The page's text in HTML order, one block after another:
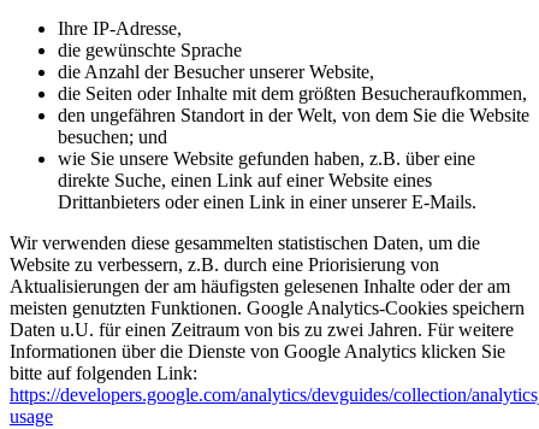
Ihre IP-Adresse,
die gewünschte Sprache
die Anzahl der Besucher unserer Website,
die Seiten oder Inhalte mit dem größten Besucheraufkommen,
den ungefähren Standort in der Welt, von dem Sie die Website
besuchen; und
wie Sie unsere Website gefunden haben, z.B. über eine
direkte Suche, einen Link auf einer Website eines
Drittanbieters oder einen Link in einer unserer E-Mails.
Wir verwenden diese gesammelten statistischen Daten, um die
Website zu verbessern, z.B. durch eine Priorisierung von
Aktualisierungen der am häufigsten gelesenen Inhalte oder der am
meisten genutzten Funktionen. Google Analytics-Cookies speichern
Daten u.U. für einen Zeitraum von bis zu zwei Jahren. Für weitere
Informationen über die Dienste von Google Analytics klicken Sie
bitte auf folgenden Link:
https://developers.google.com/analytics/devguides/collection/
usage